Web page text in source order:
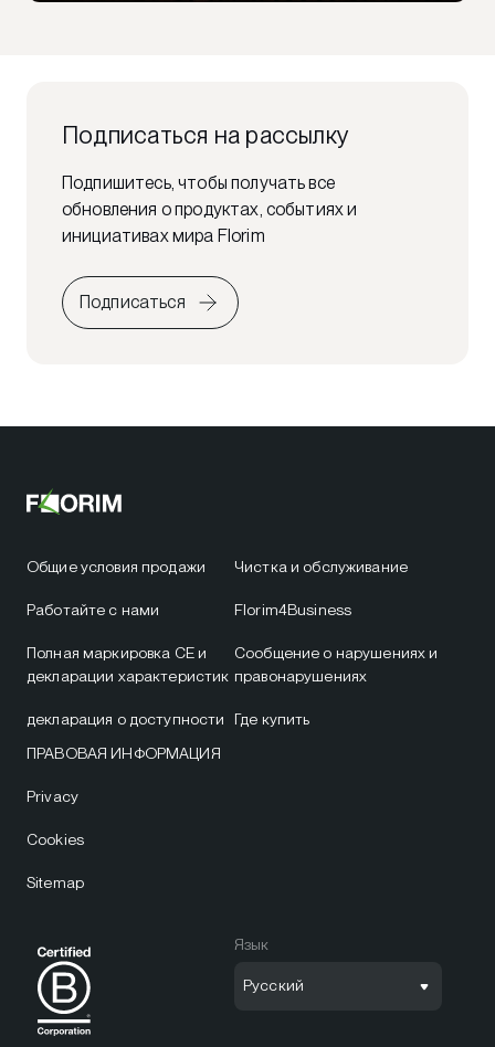
Подписаться на рассылку
Подпишитесь, чтобы получать все
обновления о продуктах, событиях и
инициативах мира Florim
Подписаться
Общие условия продажи
Работайте с нами
Полная маркировка CE и
декларации характеристик
декларация о доступности
Чистка и обслуживание
Florim4Business
Сообщение о нарушениях и
правонарушениях
Где купить
ПРАВОВАЯ ИНФОРМАЦИЯ
Privacy
Cookies
Sitemap
Язык
Русский